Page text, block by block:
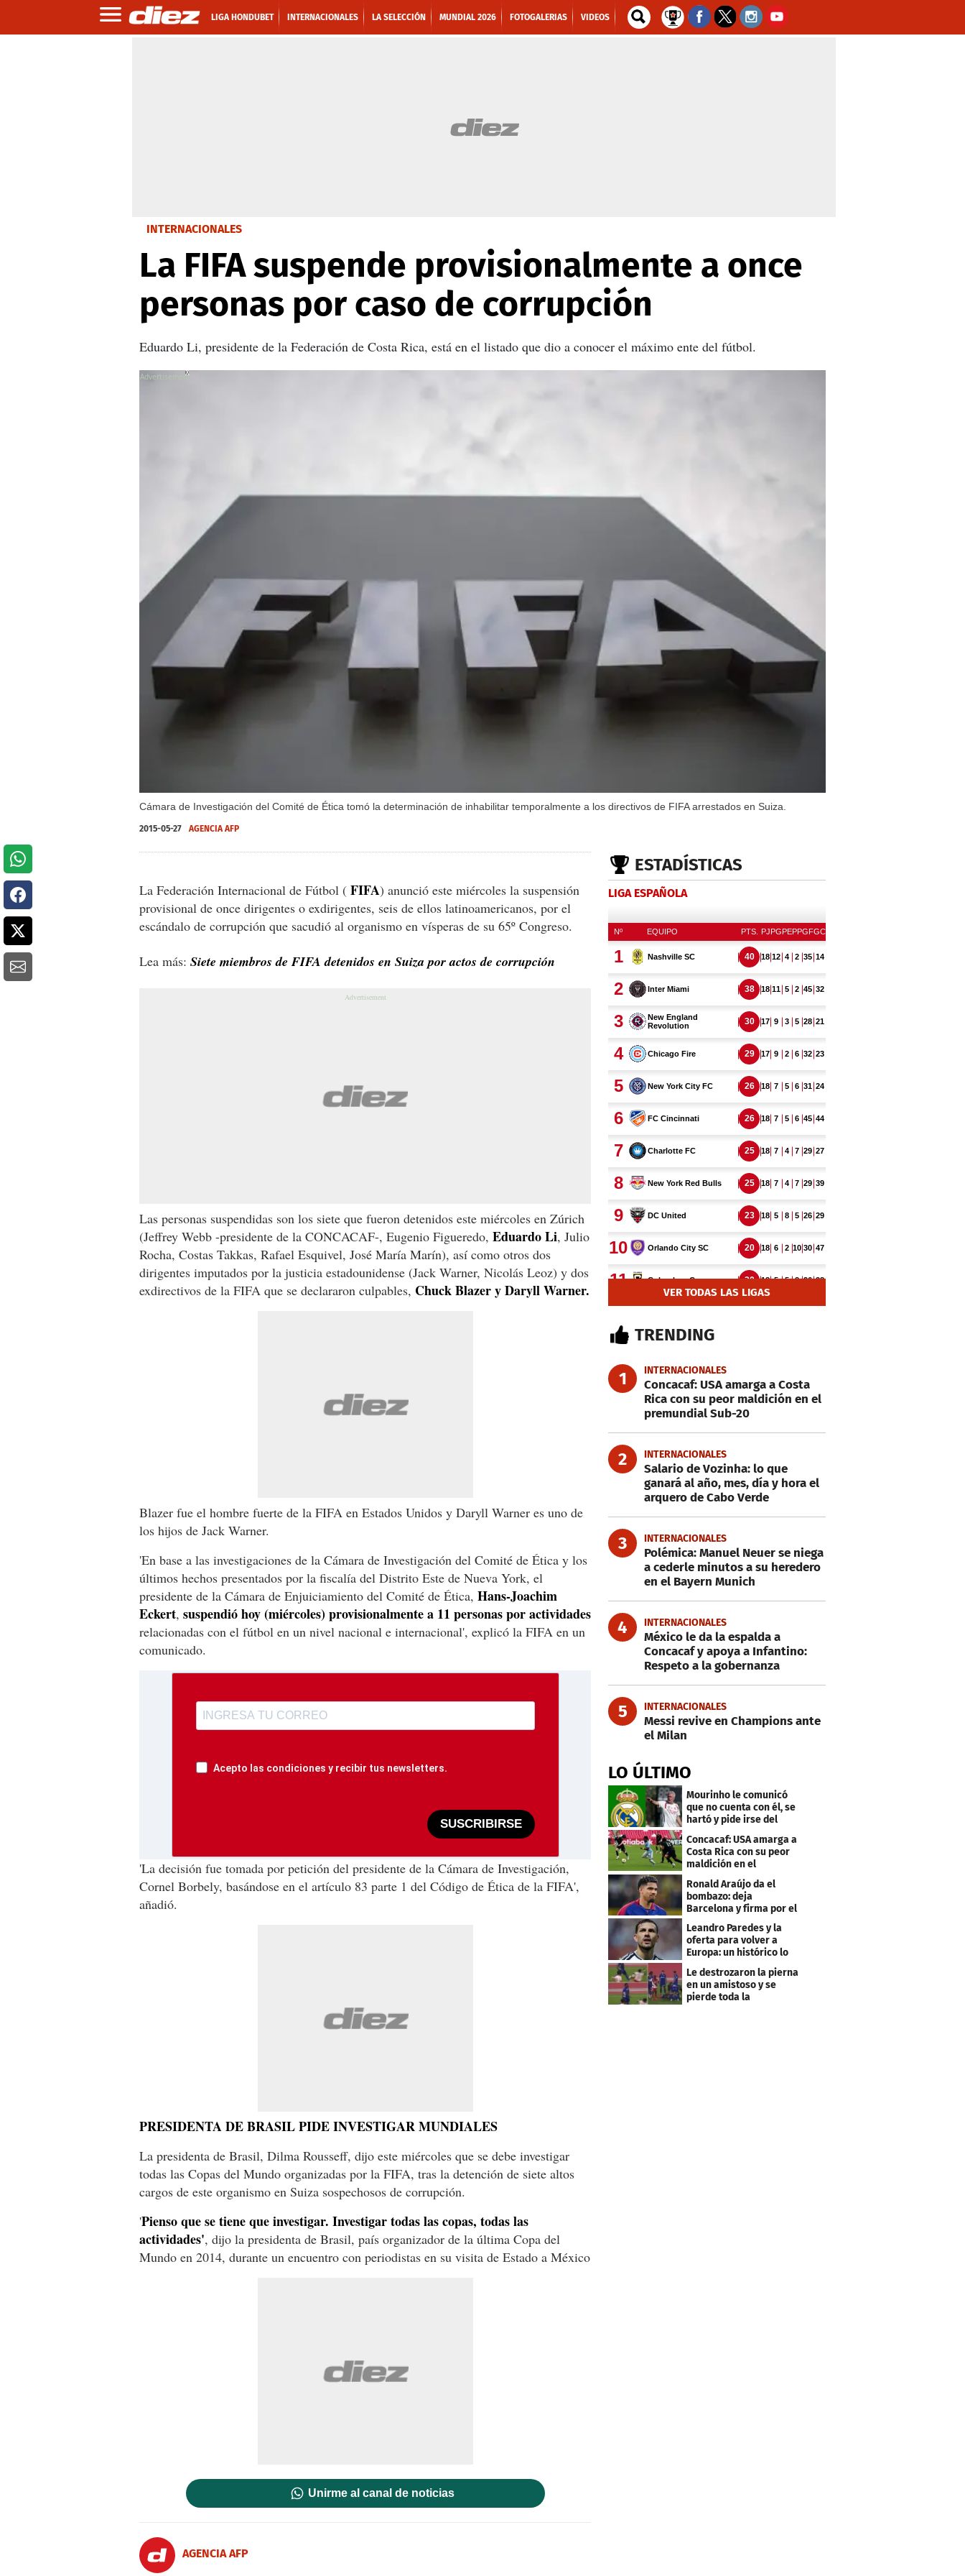
LIGA HONDUBET INTERNACIONALES LA SELECCIÓN MUNDIAL 2026 FOTOGALERIAS VIDEOS
INTERNACIONALES
La FIFA suspende provisionalmente a once
personas por caso de corrupción
Eduardo Li, presidente de la Federación de Costa Rica, está en el listado que dio a conocer el máximo ente del fútbol.
Cámara de Investigación del Comité de Ética tomó la determinación de inhabilitar temporalmente a los directivos de FIFA arrestados en Suiza.
X
2015-05-27 AGENCIA AFP
La Federación Internacional de Fútbol ( FIFA) anunció este miércoles la suspensión
provisional de once dirigentes o exdirigentes, seis de ellos latinoamericanos, por el
escándalo de corrupción que sacudió al organismo en vísperas de su 65º Congreso.
Lea más: Siete miembros de FIFA detenidos en Suiza por actos de corrupción
Las personas suspendidas son los siete que fueron detenidos este miércoles en Zúrich
(Jeffrey Webb -presidente de la CONCACAF-, Eugenio Figueredo, Eduardo Li, Julio
Rocha, Costas Takkas, Rafael Esquivel, José María Marín), así como otros dos
dirigentes imputados por la justicia estadounidense (Jack Warner, Nicolás Leoz) y dos
exdirectivos de la FIFA que se declararon culpables, Chuck Blazer y Daryll Warner.
Blazer fue el hombre fuerte de la FIFA en Estados Unidos y Daryll Warner es uno de
los hijos de Jack Warner.
'En base a las investigaciones de la Cámara de Investigación del Comité de Ética y los
últimos hechos presentados por la fiscalía del Distrito Este de Nueva York, el
presidente de la Cámara de Enjuiciamiento del Comité de Ética, Hans-Joachim
Eckert, suspendió hoy (miércoles) provisionalmente a 11 personas por actividades
relacionadas con el fútbol en un nivel nacional e internacional', explicó la FIFA en un
comunicado.
Acepto las condiciones y recibir tus newsletters.
SUSCRIBIRSE
'La decisión fue tomada por petición del presidente de la Cámara de Investigación,
Cornel Borbely, basándose en el artículo 83 parte 1 del Código de Ética de la FIFA',
añadió.
PRESIDENTA DE BRASIL PIDE INVESTIGAR MUNDIALES
La presidenta de Brasil, Dilma Rousseff, dijo este miércoles que se debe investigar
todas las Copas del Mundo organizadas por la FIFA, tras la detención de siete altos
cargos de este organismo en Suiza sospechosos de corrupción.
'Pienso que se tiene que investigar. Investigar todas las copas, todas las
actividades', dijo la presidenta de Brasil, país organizador de la última Copa del
Mundo en 2014, durante un encuentro con periodistas en su visita de Estado a México
Unirme al canal de noticias
AGENCIA AFP
ESTADÍSTICAS
LIGA ESPAÑOLA
VER TODAS LAS LIGAS
TRENDING
1 INTERNACIONALES
Concacaf: USA amarga a Costa
Rica con su peor maldición en el
premundial Sub-20
2 INTERNACIONALES
Salario de Vozinha: lo que
ganará al año, mes, día y hora el
arquero de Cabo Verde
3 INTERNACIONALES
Polémica: Manuel Neuer se niega
a cederle minutos a su heredero
en el Bayern Munich
4 INTERNACIONALES
México le da la espalda a
Concacaf y apoya a Infantino:
Respeto a la gobernanza
5 INTERNACIONALES
Messi revive en Champions ante
el Milan
LO ÚLTIMO
Mourinho le comunicó
que no cuenta con él, se
hartó y pide irse del
Concacaf: USA amarga a
Costa Rica con su peor
maldición en el
premundial Sub-20
Ronald Araújo da el
bombazo: deja
Barcelona y firma por el
club menos pensado
Leandro Paredes y la
oferta para volver a
Europa: un histórico lo
Le destrozaron la pierna
en un amistoso y se
pierde toda la